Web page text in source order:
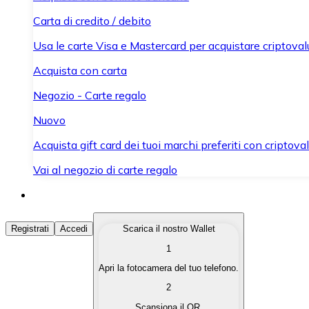
Carta di credito / debito
Usa le carte Visa e Mastercard per acquistare
Acquista con carta
Negozio - Carte regalo
Nuovo
Acquista gift card dei tuoi marchi preferiti con
Vai al negozio di carte regalo
Acquista Criptovalute
Acquista le criptovalute che ti interessano in modo
Converti le tue criptovalute in valuta fiat quando ne hai
Registrati Accedi
Scarica il nostro Wallet
1
Apri la fotocamera del tuo telefono.
2